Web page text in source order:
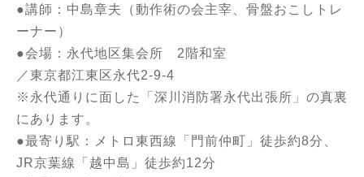
●講師：中島章夫（動作術の会主宰、骨盤おこしトレ
ーナー）
●会場：永代地区集会所 2階和室
／東京都江東区永代2-9-4
※永代通りに面した「深川消防署永代出張所」の真裏
にあります。
●最寄り駅：メトロ東西線「門前仲町」徒歩約8分、
JR京葉線「越中島」徒歩約12分